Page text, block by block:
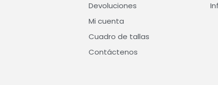
Devoluciones
Mi cuenta
Cuadro de tallas
Contáctenos